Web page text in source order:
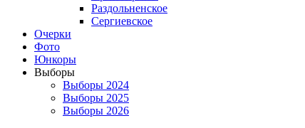
Раздольненское
Сергиевское
Очерки
Фото
Юнкоры
Выборы
Выборы 2024
Выборы 2025
Выборы 2026